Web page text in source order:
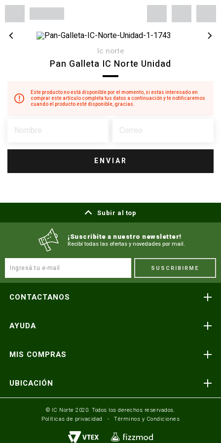
ic norte
Pan Galleta IC Norte Unidad
Este producto no está disponible por el momento, si estas interesado en
comprar este artículo completa tus datos a continuación y te notificaremos
cuando el producto esté disponible, gracias.
ENVIAR
Subir al top
¡Suscribite a nuestro newsletter!
Recibí todas las ofertas y novedades por mail.
SUSCRIBIRME
CONTACTANOS
Atención telefónica
Consultas y reclamos
Seguinos en:
AYUDA
Preguntas frecuentes
Términos y condiciones
Formulario de contacto
Mundo IC Norte
MIS COMPRAS
Envíos y entregas
UBICACIÓN
Av. Busch y 3er Anillo Santa Cruz, Bolivia
Av. America esq. Av. Pando Cochabamba, Bolivia
© IC Norte 2020. Todos los derechos reservados.
Políticas de privacidad
Términos y Condiciones